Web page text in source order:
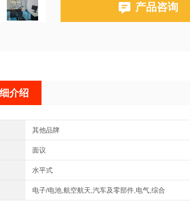
产品咨询
介绍
其他品牌
面议
水平式
电子/电池,航空航天,汽车及零部件,电气,综合